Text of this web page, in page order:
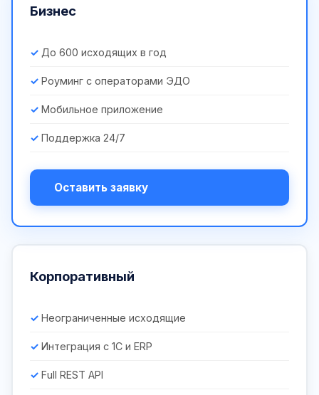
Бизнес
До 600 исходящих в год
Роуминг с операторами ЭДО
Мобильное приложение
Поддержка 24/7
Оставить заявку
Корпоративный
Неограниченные исходящие
Интеграция с 1С и ERP
Full REST API